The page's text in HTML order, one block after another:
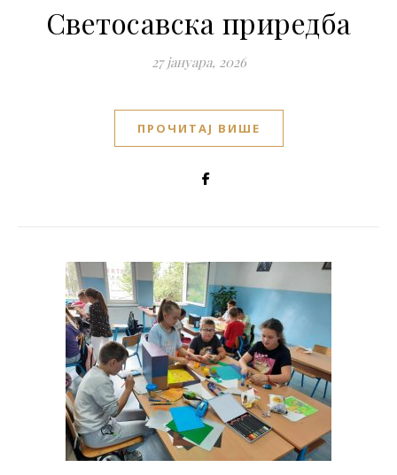
Светосавска приредба
27 јануара, 2026
ПРОЧИТАЈ ВИШЕ